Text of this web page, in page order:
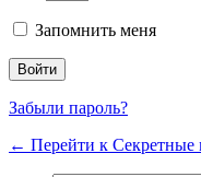
Запомнить меня
Забыли пароль?
← Перейти к Секретные